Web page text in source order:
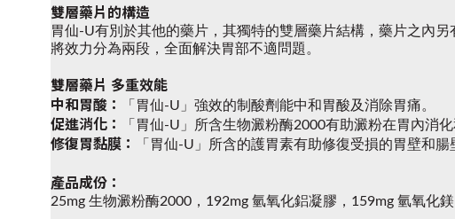
雙層藥片的構造
胃仙-U有別於其他的藥片，其獨特的雙層藥片結構，藥片之內
將效力分為兩段，全面解決胃部不適問題。
雙層藥片 多重效能
中和胃酸：
「胃仙-U」強效的制酸劑能中和胃酸及消除胃痛。
促進消化： 「胃仙-U」所含生物澱粉酶2000有助澱粉在胃內消
修復胃黏膜： 「胃仙-U」所含的護胃素有助修復受損的胃壁和
產品成份：
25mg 生物澱粉酶2000，192mg 氫氧化鋁凝膠，159mg 氫氧化